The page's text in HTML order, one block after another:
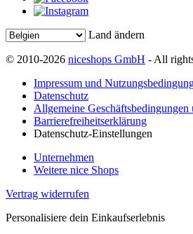
Land ändern
© 2010-2026 niceshops GmbH - All
Impressum und
Datenschutz
Allgemeine
Barrierefreiheitserklärung
Datenschutz-Einstellungen
Unternehmen
Weitere nice Shops
Vertrag widerrufen
Personalisiere dein Einkaufserlebnis